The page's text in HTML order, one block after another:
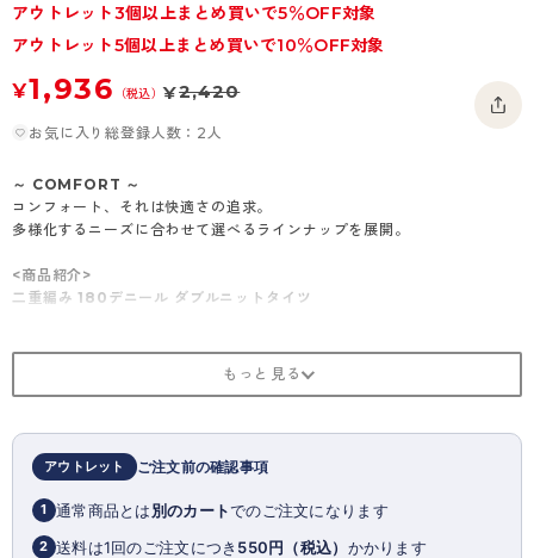
レギンス・スパッツ
- カップ付きインナー
ハイジュニ
アウトレット3個以上まとめ買いで5％OFF対象
アウトレット5個以上まとめ買いで10％OFF対象
¥1,936 （税込）¥2,420
お気に入り総登録人数：2人
～ COMFORT ～
コンフォート、それは快適さの追求。
多様化するニーズに合わせて選べるラインナップを展開。
<商品紹介>
二重編み 180デニール ダブルニットタイツ
2重構造に編み上げたダブルニットタイツ。
防寒性と保温性のどちらにも優れているので、寒い日のアウトドアシーン
でも頼りになる1足です。
普段使いしやすい厚手生地で、寒い日の通勤・通学、お出かけの日も着ぶ
くれせずおしゃれを楽しめます。
アウトレット ご注文前の確認事項
1 通常商品とは別のカートでのご注文になります
2 送料は1回のご注文につき 550円（税込） かかります